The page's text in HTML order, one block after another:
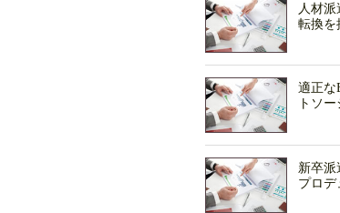
人材
転換を
適正な
トソ
新卒派
プロデ